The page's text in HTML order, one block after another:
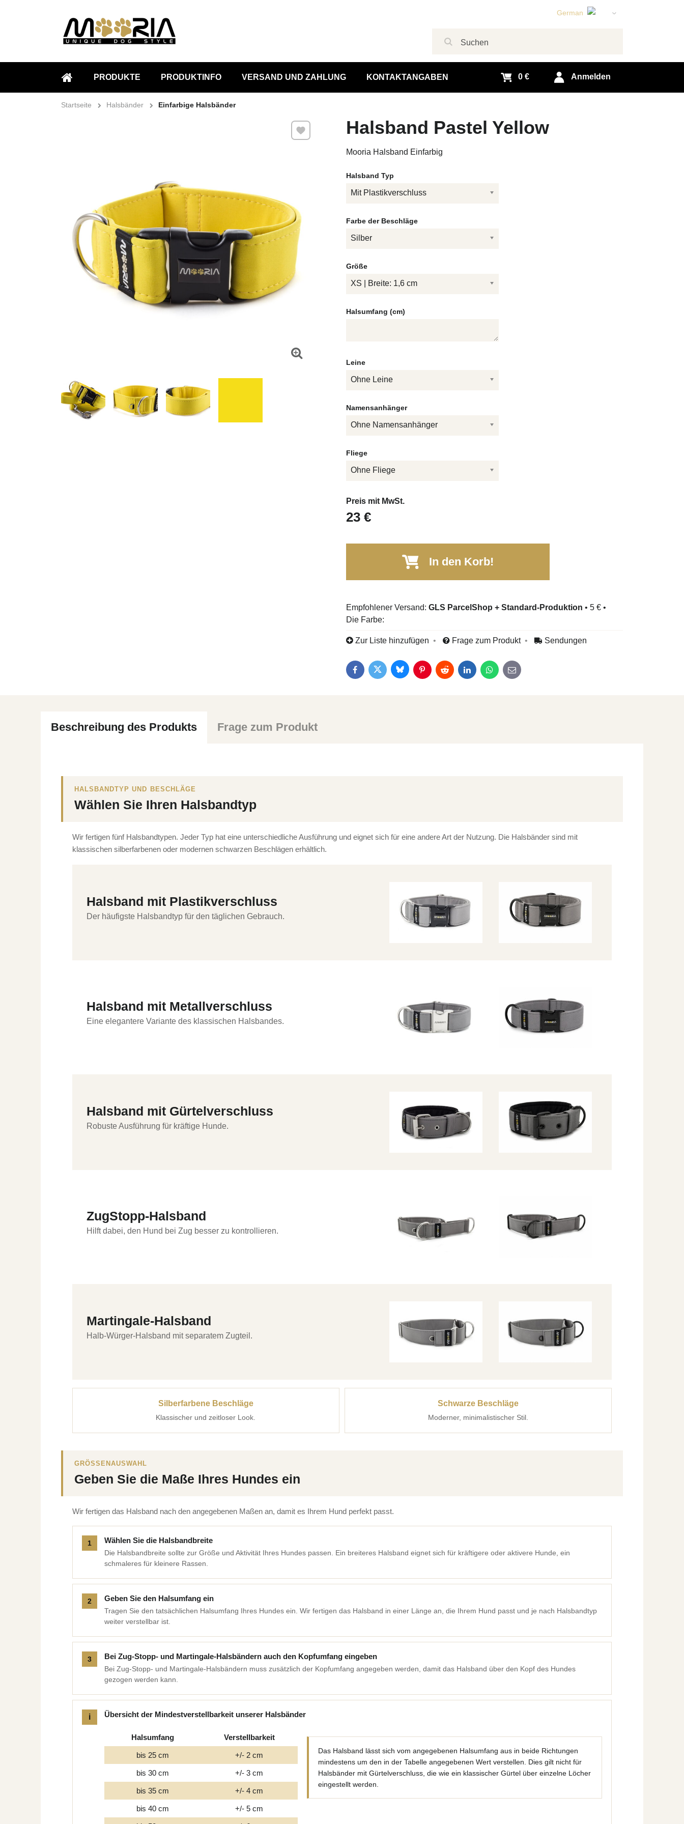
German
Slovak
STARTSEITE
PRODUKTE PRODUKTINFO VERSAND UND ZAHLUNG KONTAKTANGABEN Anmelden
0 €
Startseite Halsbänder Einfarbige Halsbänder
Halsband Pastel Yellow
Mooria Halsband Einfarbig
Zu Favoriten hinzufügen
Halsband Typ
Mit Plastikverschluss
Farbe der Beschläge
Silber
Größe
XS | Breite: 1,6 cm
Halsumfang (cm)
Leine
Ohne Leine
Namensanhänger
Ohne Namensanhänger
Fliege
Ohne Fliege
Preis mit MwSt.
23 €
In den Korb!
GLS ParcelShop + Standard-Produktion • 5 € •
Die Farbe:
Zur Liste hinzufügen Frage zum Produkt Sendungen
FacebookTwitterBlueskyPinterestRedditLinkedInWhatsApp
E-mail
Beschreibung des Produkts Frage zum Produkt
HALSBANDTYP UND BESCHLÄGE
Wählen Sie Ihren Halsbandtyp
Wir fertigen fünf Halsbandtypen. Jeder Typ hat eine unterschiedliche Ausführung und eignet sich für eine andere Art der Nutzung. Die Halsbänder sind mit
klassischen silberfarbenen oder modernen schwarzen Beschlägen erhältlich.
Halsband mit Plastikverschluss
Der häufigste Halsbandtyp für den täglichen Gebrauch.
Halsband mit Metallverschluss
Eine elegantere Variante des klassischen Halsbandes.
Halsband mit Gürtelverschluss
Robuste Ausführung für kräftige Hunde.
ZugStopp-Halsband
Hilft dabei, den Hund bei Zug besser zu kontrollieren.
Martingale-Halsband
Halb-Würger-Halsband mit separatem Zugteil.
Silberfarbene Beschläge
Klassischer und zeitloser Look.
Schwarze Beschläge
Moderner, minimalistischer Stil.
GRÖSSENAUSWAHL
Geben Sie die Maße Ihres Hundes ein
Wir fertigen das Halsband nach den angegebenen Maßen an, damit es Ihrem Hund perfekt passt.
Wählen Sie die Halsbandbreite
Die Halsbandbreite sollte zur Größe und Aktivität Ihres Hundes passen. Ein breiteres Halsband eignet sich für kräftigere oder aktivere Hunde, ein
schmaleres für kleinere Rassen.
Geben Sie den Halsumfang ein
Tragen Sie den tatsächlichen Halsumfang Ihres Hundes ein. Wir fertigen das Halsband in einer Länge an, die Ihrem Hund passt und je nach Halsbandtyp
weiter verstellbar ist.
Bei Zug-Stopp- und Martingale-Halsbändern auch den Kopfumfang eingeben
Bei Zug-Stopp- und Martingale-Halsbändern muss zusätzlich der Kopfumfang angegeben werden, damit das Halsband über den Kopf des Hundes
gezogen werden kann.
Übersicht der Mindestverstellbarkeit unserer Halsbänder
Halsumfang Verstellbarkeit
bis 25 cm +/- 2 cm
bis 30 cm +/- 3 cm
bis 35 cm +/- 4 cm
bis 40 cm +/- 5 cm
Das Halsband lässt sich vom angegebenen Halsumfang aus in beide Richtungen
mindestens um den in der Tabelle angegebenen Wert verstellen. Dies gilt nicht für
Halsbänder mit Gürtelverschluss, die wie ein klassischer Gürtel über einzelne Löcher
eingestellt werden.